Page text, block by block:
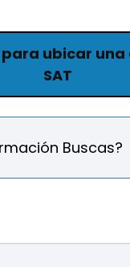
para ubicar
SAT
Buscas?